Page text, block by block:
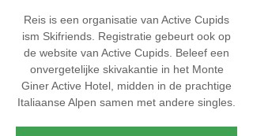
Reis is een organisatie van Active Cupids
ism Skifriends. Registratie gebeurt ook op
de website van Active Cupids. Beleef een
onvergetelijke skivakantie in het Monte
Giner Active Hotel, midden in de prachtige
Italiaanse Alpen samen met andere singles.